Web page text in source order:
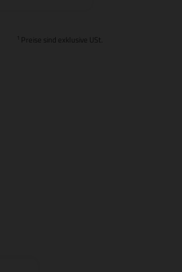
1 Preise sind exklusive USt.